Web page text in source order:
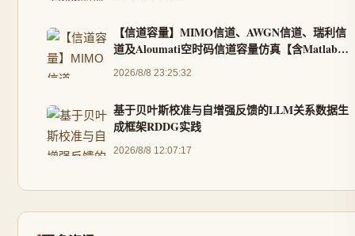
【信道容量】MIMO信道、AWGN信道、瑞利信
道及Aloumati空时码信道容量仿真【含Matlab源
码 15658期】
2026/8/8 23:25:32
基于贝叶斯校准与自增强反馈的LLM关系数据生
成框架RDDG实践
2026/8/8 12:07:17